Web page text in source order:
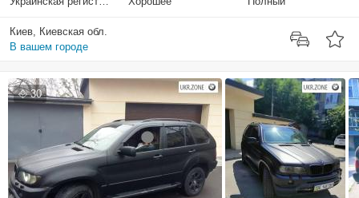
Киев, Киевская обл.
В вашем городе
30